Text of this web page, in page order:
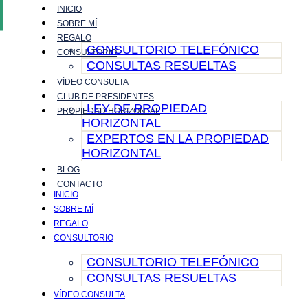
contenido
INICIO
SOBRE MÍ
REGALO
CONSULTORIOCONSULTORIO TELEFÓNICO
CONSULTAS RESUELTAS
VÍDEO CONSULTA
CLUB DE PRESIDENTES
PROPIEDAD HORIZONTAL
LEY DE PROPIEDAD
HORIZONTAL
EXPERTOS EN LA PROPIEDAD
HORIZONTAL
BLOG
CONTACTO
INICIO
SOBRE MÍ
REGALO
CONSULTORIO
CONSULTORIO TELEFÓNICO
CONSULTAS RESUELTAS
VÍDEO CONSULTA